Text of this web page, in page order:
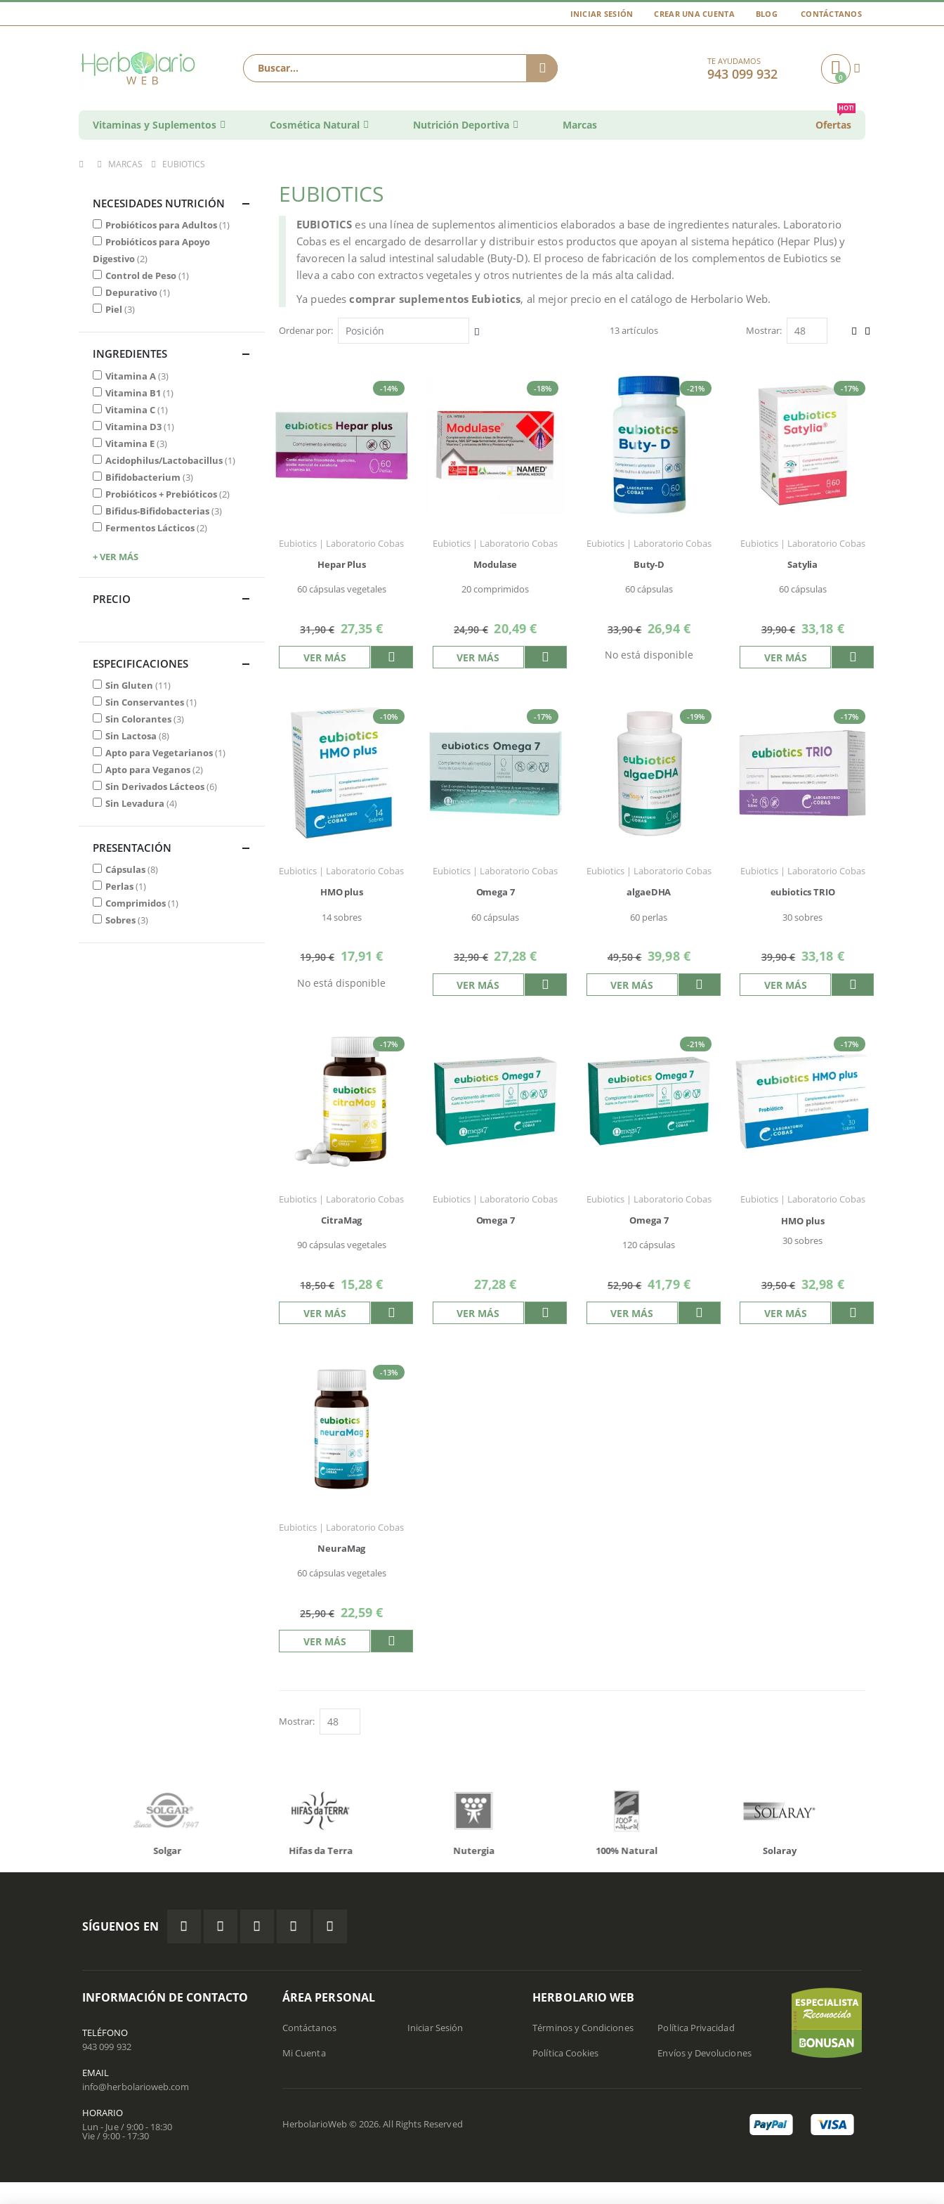
INICIAR SESIÓN CREAR UNA CUENTA BLOG CONTÁCTANOS
TE AYUDAMOS
943 099 932 Cart0
Vitaminas y Suplementos Cosmética Natural Nutrición Deportiva Marcas Ofertas
HOT!
MARCAS EUBIOTICS
NECESIDADES NUTRICIÓN
Probióticos para Adultos 1
Probióticos para Apoyo
Digestivo 2
Control de Peso 1
Depurativo 1
Piel 3
INGREDIENTES
Vitamina A 3
Vitamina B1 1
Vitamina C 1
Vitamina D3 1
Vitamina E 3
Acidophilus/Lactobacillus 1
Bifidobacterium 3
Probióticos + Prebióticos 2
Bifidus-Bifidobacterias 3
Fermentos Lácticos 2
+ VER MÁS
PRECIO
ESPECIFICACIONES
Sin Gluten 11
Sin Conservantes 1
Sin Colorantes 3
Sin Lactosa 8
Apto para Vegetarianos 1
Apto para Veganos 2
Sin Derivados Lácteos 6
Sin Levadura 4
PRESENTACIÓN
Cápsulas 8
Perlas 1
Comprimidos 1
Sobres 3
EUBIOTICS
EUBIOTICS es una línea de suplementos alimenticios elaborados a base de ingredientes naturales. Laboratorio
Cobas es el encargado de desarrollar y distribuir estos productos que apoyan al sistema hepático (Hepar Plus) y
favorecen la salud intestinal saludable (Buty-D). El proceso de fabricación de los complementos de Eubiotics se
lleva a cabo con extractos vegetales y otros nutrientes de la más alta calidad.
Ya puedescomprar suplementos Eubiotics, al mejor precio en el catálogo de Herbolario Web.
Ordenar por 13artículos Mostrar
Ver
-14%
Eubiotics | Laboratorio Cobas
Hepar Plus
60 cápsulas vegetales
31,90 € Precio
especial
27,35 €
VER MÁS
-18%
Eubiotics | Laboratorio Cobas
Modulase
20 comprimidos
24,90 € Precio
especial
20,49 €
VER MÁS
-21%
Eubiotics | Laboratorio Cobas
Buty-D
60 cápsulas
33,90 € Precio
especial
26,94 €
No está disponible
-17%
Eubiotics | Laboratorio Cobas
Satylia
60 cápsulas
39,90 € Precio
especial
33,18 €
VER MÁS
-10%
Eubiotics | Laboratorio Cobas
HMO plus
14 sobres
19,90 € Precio
especial
17,91 €
No está disponible
-17%
Eubiotics | Laboratorio Cobas
Omega 7
60 cápsulas
32,90 € Precio
especial
27,28 €
VER MÁS
-19%
Eubiotics | Laboratorio Cobas
algaeDHA
60 perlas
49,50 € Precio
especial
39,98 €
VER MÁS
-17%
Eubiotics | Laboratorio Cobas
eubiotics TRIO
30 sobres
39,90 € Precio
especial
33,18 €
VER MÁS
-17%
Eubiotics | Laboratorio Cobas
CitraMag
90 cápsulas vegetales
18,50 € Precio
especial
15,28 €
VER MÁS
Eubiotics | Laboratorio Cobas
Omega 7
27,28 €
VER MÁS
-21%
Eubiotics | Laboratorio Cobas
Omega 7
120 cápsulas
52,90 € Precio
especial
41,79 €
VER MÁS
-17%
Eubiotics | Laboratorio Cobas
HMO plus
30 sobres
39,50 € Precio
especial
32,98 €
VER MÁS
-13%
Eubiotics | Laboratorio Cobas
NeuraMag
60 cápsulas vegetales
25,90 € Precio
especial
22,59 €
VER MÁS
Mostrar
Solgar Hifas da Terra Nutergia 100% Natural Solaray
SÍGUENOS EN
INFORMACIÓN DE CONTACTO
TELÉFONO
943 099 932
EMAIL
info@herbolarioweb.com
HORARIO
Lun - Jue / 9:00 - 18:30
Vie / 9:00 - 17:30
ÁREA PERSONAL
Contáctanos
Mi Cuenta
Iniciar Sesión
HERBOLARIO WEB
Términos y Condiciones
Política Cookies
Política Privacidad
Envíos y Devoluciones
HerbolarioWeb © 2026. All Rights Reserved